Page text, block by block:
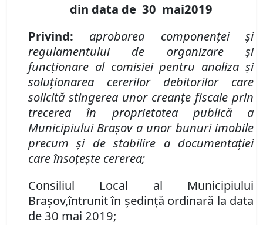
din data de 30 mai2019
Privind: aprobarea componenței și
regulamentului de organizare și
funcționare al comisiei pentru analiza și
soluționarea cererilor debitorilor care
solicită stingerea unor creanțe fiscale prin
trecerea în proprietatea publică a
Municipiului Brașov a unor bunuri imobile
precum și de stabilire a documentației
care însoțește cererea;
Consiliul Local al Municipiului
Brașov,întrunit în ședință ordinară la data
de 30 mai 2019;